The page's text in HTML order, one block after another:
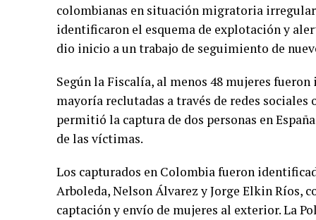
colombianas en situación migratoria
identificaron el esquema de explotación y
dio inicio a un trabajo de seguimiento de
Según la Fiscalía, al menos 48 mujeres
mayoría reclutadas a través de redes
permitió la captura de dos personas en
de las víctimas.
Los capturados en Colombia fueron
Arboleda, Nelson Álvarez y Jorge Elkin Ríos,
captación y envío de mujeres al exterior. La